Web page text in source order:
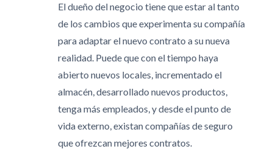
El dueño del negocio tiene que estar al tanto
de los cambios que experimenta su compañía
para adaptar el nuevo contrato a su nueva
realidad. Puede que con el tiempo haya
abierto nuevos locales, incrementado el
almacén, desarrollado nuevos productos,
tenga más empleados, y desde el punto de
vida externo, existan compañías de seguro
que ofrezcan mejores contratos.